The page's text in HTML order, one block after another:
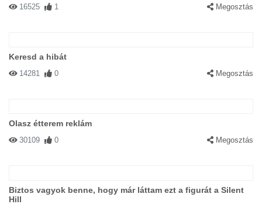
16525 1 Megosztás
Keresd a hibát
14281 0 Megosztás
Olasz étterem reklám
30109 0 Megosztás
Biztos vagyok benne, hogy már láttam ezt a figurát a Silent
Hill